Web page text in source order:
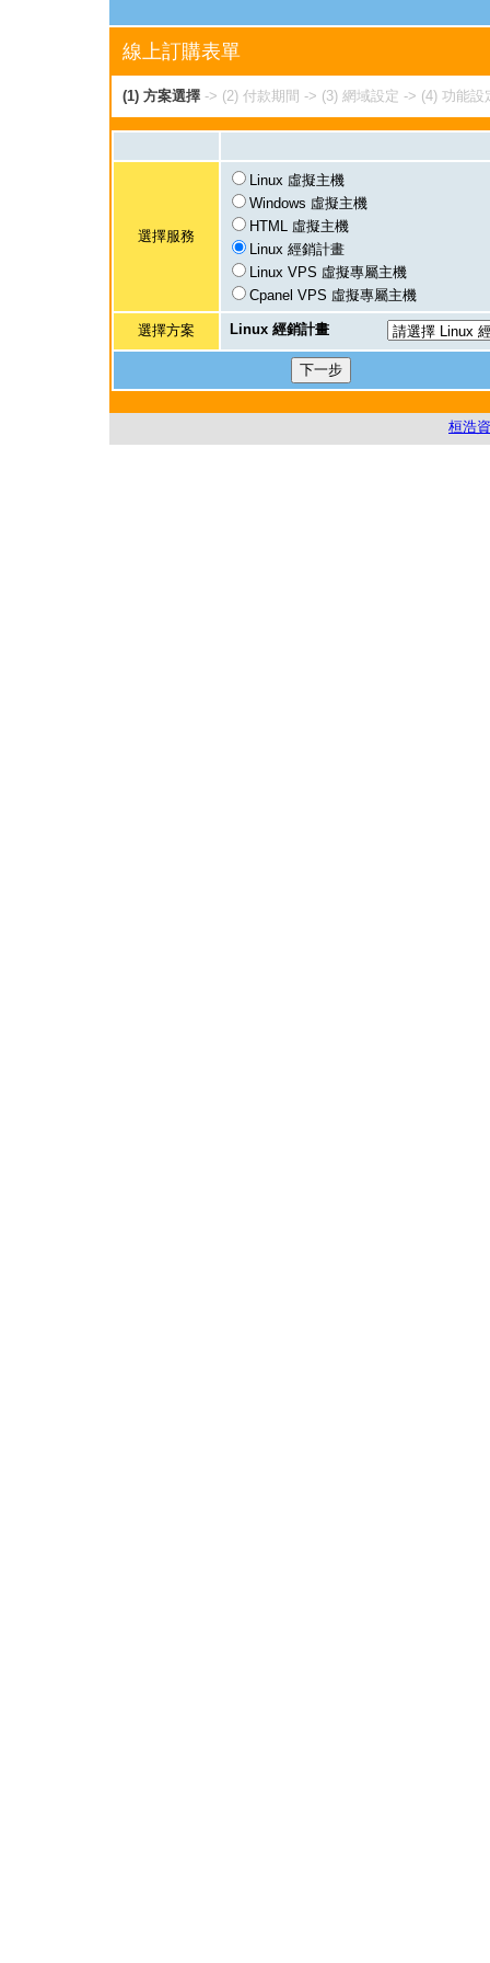
線上訂購表單
(1) 方案選擇 -> (2) 付款期間 -> (3) 網域設定 -> (4) 功能設
選擇服務
Linux 虛擬主機
Windows 虛擬主機
HTML 虛擬主機
Linux 經銷計畫
Linux VPS 虛擬專屬主機
Cpanel VPS 虛擬專屬主機
選擇方案 Linux 經銷計畫
桓浩